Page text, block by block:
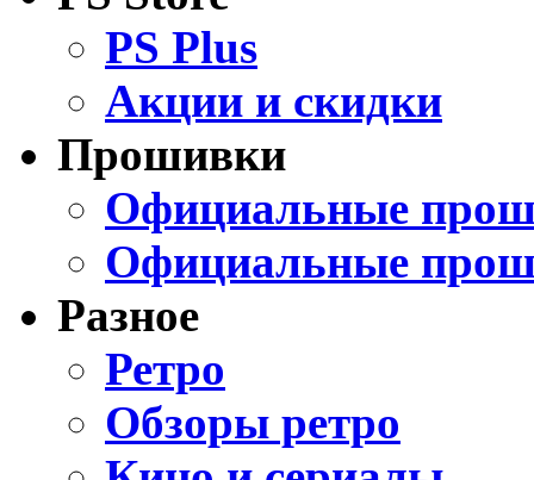
PS Plus
Акции и скидки
Прошивки
Официальные
Официальные
Разное
Ретро
Обзоры ретро